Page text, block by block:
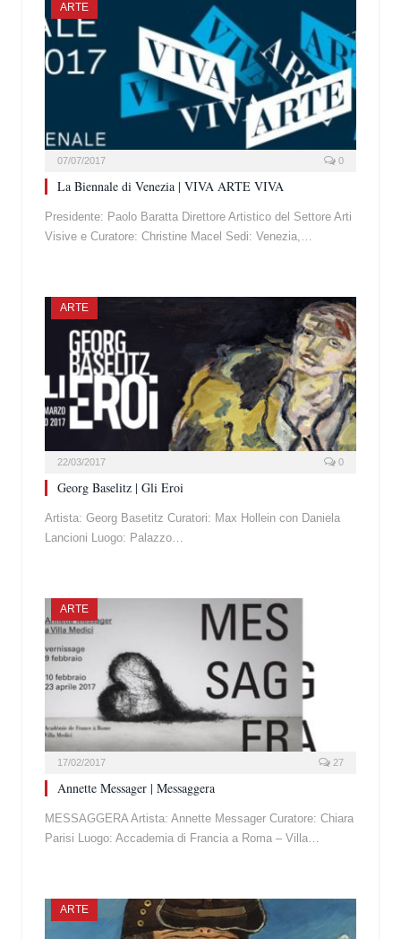
ARTE
07/07/2017 0
La Biennale di Venezia | VIVA ARTE VIVA
Presidente: Paolo Baratta Direttore Artistico del Settore Arti
Visive e Curatore: Christine Macel Sedi: Venezia,…
ARTE
22/03/2017 0
Georg Baselitz | Gli Eroi
Artista: Georg Basetitz Curatori: Max Hollein con Daniela
Lancioni Luogo: Palazzo…
ARTE
17/02/2017 27
Annette Messager | Messaggera
MESSAGGERA Artista: Annette Messager Curatore: Chiara
Parisi Luogo: Accademia di Francia a Roma – Villa…
ARTE